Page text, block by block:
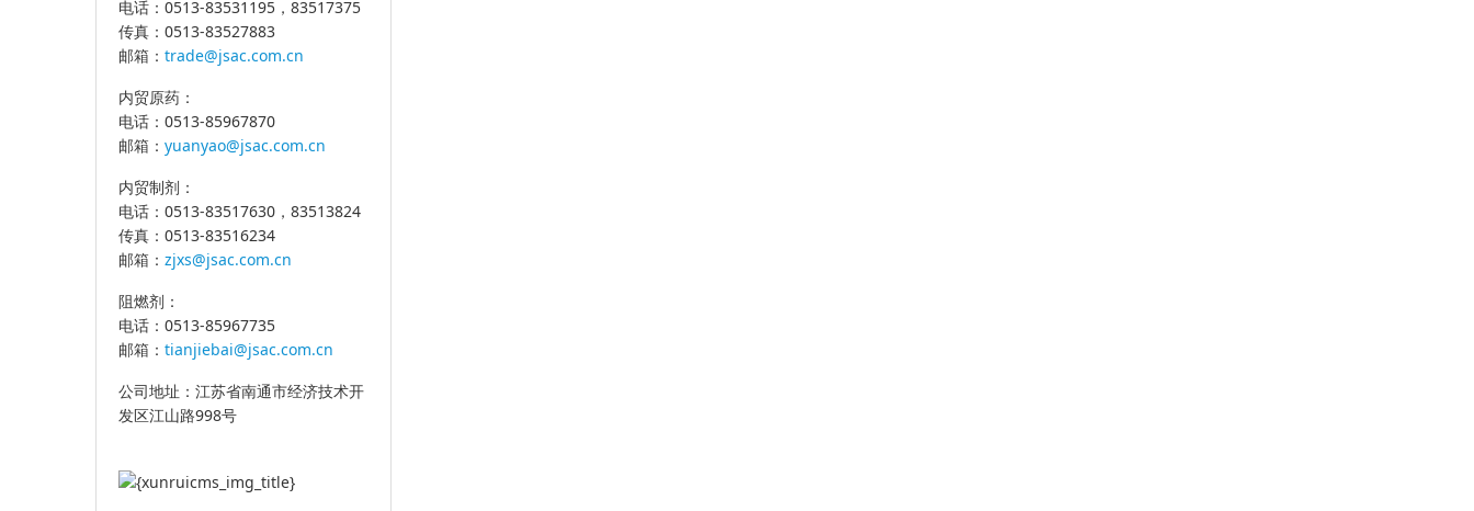
电话：0513-83531195，83517375
传真：0513-83527883
邮箱： trade@jsac.com.cn
内贸原药：
电话：0513-85967870
邮箱： yuanyao@jsac.com.cn
内贸制剂：
电话：0513-83517630，83513824
传真：0513-83516234
邮箱： zjxs@jsac.com.cn
阻燃剂：
电话：0513-85967735
邮箱： tianjiebai@jsac.com.cn
公司地址：江苏省南通市经济技术开
发区江山路998号